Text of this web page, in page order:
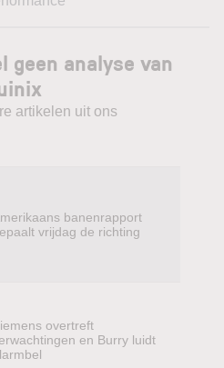
geen analyse van
artikelen uit ons
banenrapport
vrijdag de richting
overtreft
en Burry luidt